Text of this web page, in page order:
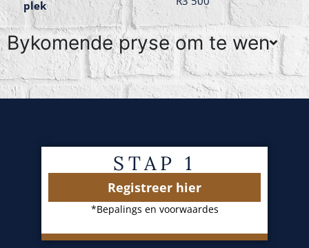
plek
Bykomende pryse om te wen
STAP 1
Registreer hier
*Bepalings en voorwaardes